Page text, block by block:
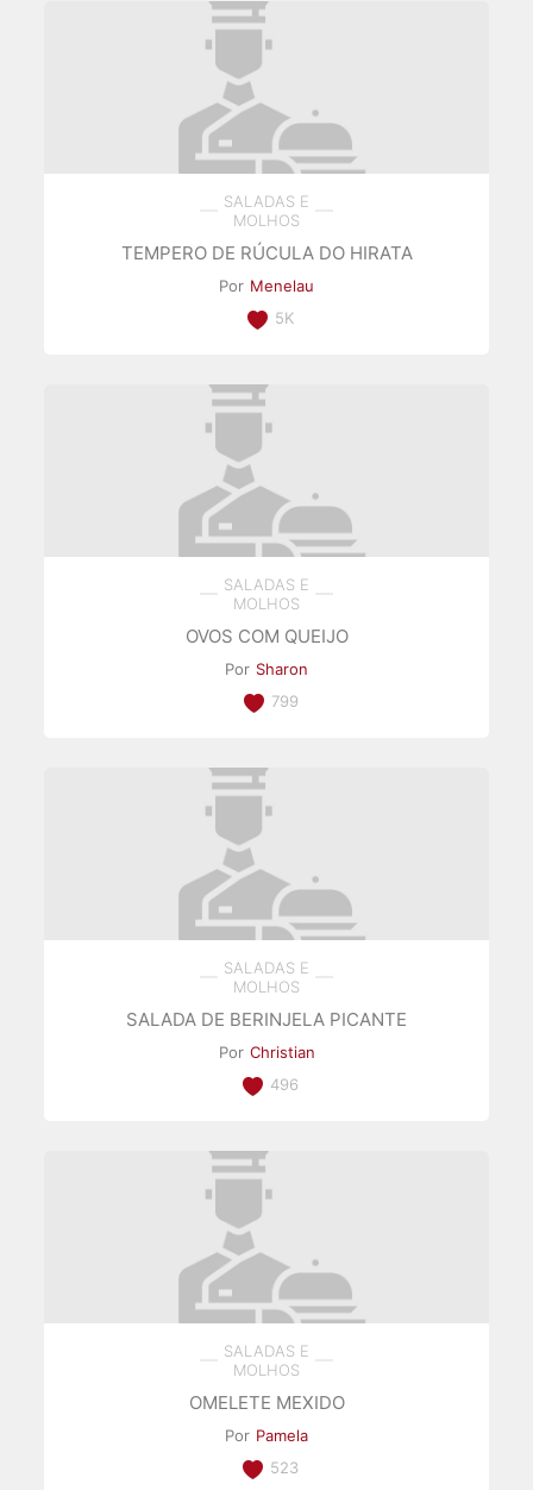
SALADAS E
MOLHOS
TEMPERO DE RÚCULA DO HIRATA
Por Menelau
5K
SALADAS E
MOLHOS
OVOS COM QUEIJO
Por Sharon
799
SALADAS E
MOLHOS
SALADA DE BERINJELA PICANTE
Por Christian
496
SALADAS E
MOLHOS
OMELETE MEXIDO
Por Pamela
523